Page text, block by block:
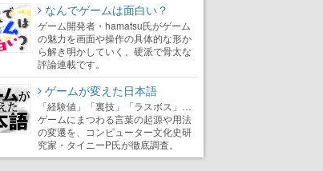
なんでゲームは面白い？
ゲーム開発者・hamatsu氏がゲーム
の魅力を画面や操作の具体的な形か
ら解き明かしていく、硬派で骨太な
評論連載です。
ゲームが変えた日本語
「経験値」「裏技」「ラスボス」…
ゲームにまつわる言葉の起源や用法
の変遷を、コンピューター文化史研
究家・タイニーP氏が徹底調査。